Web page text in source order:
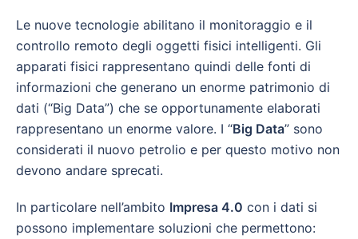
Le nuove tecnologie abilitano il monitoraggio e il
controllo remoto degli oggetti fisici intelligenti. Gli
apparati fisici rappresentano quindi delle fonti di
informazioni che generano un enorme patrimonio di
dati (“Big Data”) che se opportunamente elaborati
rappresentano un enorme valore. I “Big Data” sono
considerati il nuovo petrolio e per questo motivo non
devono andare sprecati.
In particolare nell’ambito Impresa 4.0 con i dati si
possono implementare soluzioni che permettono: